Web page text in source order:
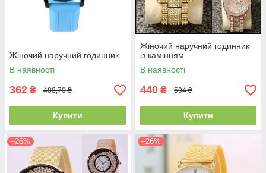
Жіночий наручний годинник
В наявності
362 ₴ 488,70 ₴
Купити
Жіночий наручний годинник
із камінням
В наявності
440 ₴ 594 ₴
Купити
–26% –26%